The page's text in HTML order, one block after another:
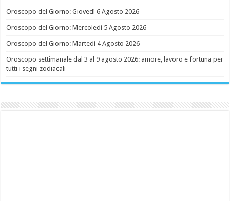
Oroscopo del Giorno: Giovedì 6 Agosto 2026
Oroscopo del Giorno: Mercoledì 5 Agosto 2026
Oroscopo del Giorno: Martedì 4 Agosto 2026
Oroscopo settimanale dal 3 al 9 agosto 2026: amore, lavoro e fortuna per
tutti i segni zodiacali